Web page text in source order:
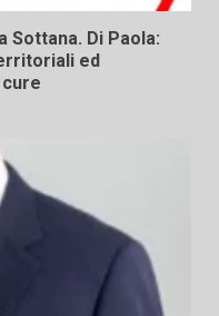
Sottana. Di Paola:
ed